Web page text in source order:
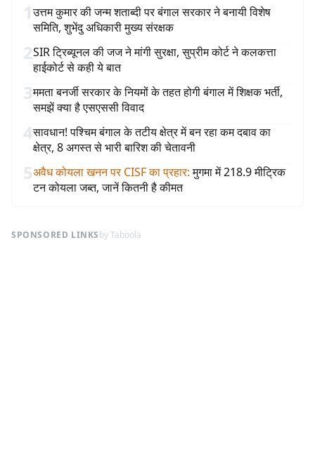
1उत्तम कुमार की जन्म शताब्दी पर बंगाल सरकार ने बनायी विशेष
समिति, शुभेंदु अधिकारी मुख्य संरक्षक
2SIR ट्रिब्यूनल की जज ने मांगी सुरक्षा, सुप्रीम कोर्ट ने कलकत्ता
हाईकोर्ट से कही ये बात
3ममता बनर्जी सरकार के नियमों के तहत होगी बंगाल में शिक्षक भर्ती,
समझें क्या है एसएससी विवाद
4सावधान! पश्चिम बंगाल के तटीय क्षेत्र में बन रहा कम दबाव का
क्षेत्र, 8 अगस्त से भारी बारिश की चेतावनी
5अवैध कोयला खनन पर CISF का प्रहार: मुगमा में 218.9 मीट्रिक
टन कोयला जब्त, जानें कितनी है कीमत
SPONSORED LINKSby Taboola